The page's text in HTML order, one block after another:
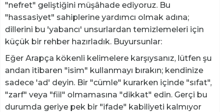
"nefret" geliştiğini müşâhade ediyoruz. Bu
"hassasiyet" sahiplerine yardımcı olmak adına;
dillerini bu 'yabancı' unsurlardan temizlemeleri için
küçük bir rehber hazırladık. Buyursunlar:
​Eğer Arapça kökenli kelimelere karşıysanız, lütfen şu
andan itibaren "isim" kullanmayı bırakın; kendinize
sadece 'ad' deyin. Bir "cümle" kurarken içinde "sıfat",
"zarf" veya "fiil" olmamasına "dikkat" edin. Gerçi bu
durumda geriye pek bir "ifade" kabiliyeti kalmıyor